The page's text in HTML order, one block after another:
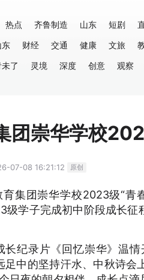
热点 齐鲁制造 山东 短剧
东 财经 交通 健康 文旅
了 灵境 深度 创意 观察
团崇华学校
07-08 16:21:12 原创
集团崇华学校2023级“青
级学子完成初中阶段成长
长纪录片《回忆崇华》温
足中的坚持汗水、中秋诗会